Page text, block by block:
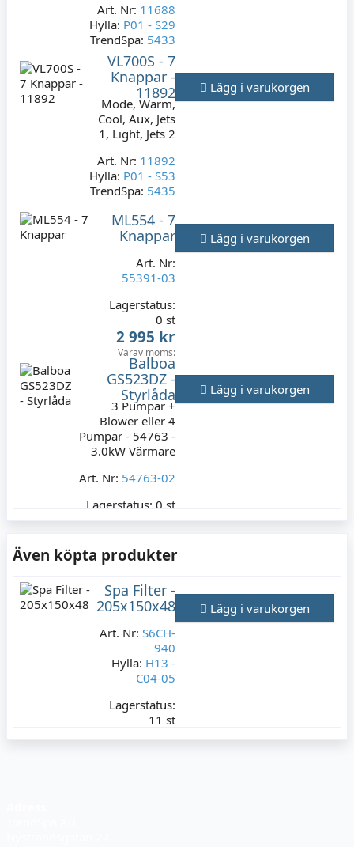
Art. Nr: 11688
Hylla: P01 - S29
TrendSpa: 5433
Lagerstatus: 1 st
449 kr
Varav moms:89,80
kr
VL700S - 7
Knappar -
11892
Mode, Warm,
Cool, Aux, Jets
1, Light, Jets 2
Art. Nr: 11892
Hylla: P01 - S53
TrendSpa: 5435
Lagerstatus:1
st
449 kr
Varav moms:89,80
kr
Lägg i varukorgen
ML554 - 7
Knappar
Art. Nr:
55391-03
Lagerstatus:
0 st
2 995 kr
Varav moms:
599 kr
Lägg i varukorgen
Balboa
GS523DZ -
Styrlåda
3 Pumpar +
Blower eller 4
Pumpar - 54763 -
3.0kW Värmare
Art. Nr: 54763-02
Lagerstatus:0 st
9 995 kr
Lägg i varukorgen
Även köpta produkter
Spa Filter -
205x150x48
Art. Nr:S6CH-
940
Hylla: H13 -
C04-05
Lagerstatus:
11 st
399 kr
Lägg i varukorgen